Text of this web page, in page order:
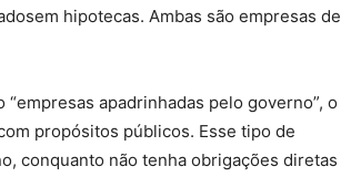
hipotecas. Ambas são empresas de
apadrinhadas pelo governo”, o
propósitos públicos. Esse tipo de
conquanto não tenha obrigações diretas